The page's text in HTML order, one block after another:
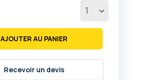
AJOUTER AU PANIER
Recevoir un devis